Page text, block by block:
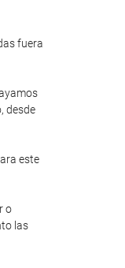
fuera
desde
este
o
las